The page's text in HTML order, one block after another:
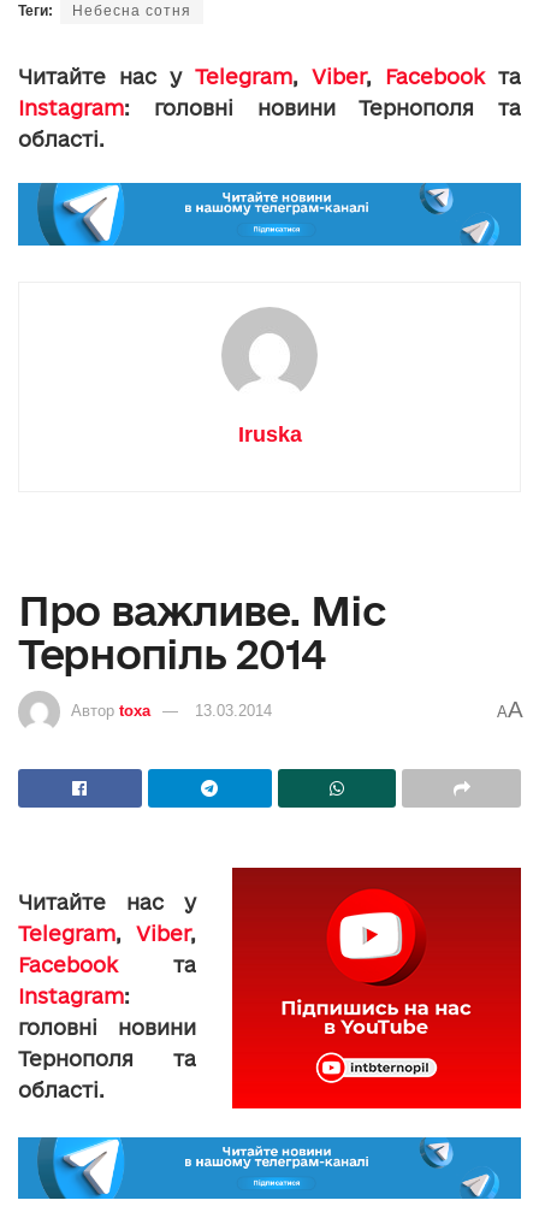
Теги: Небесна сотня
Читайте нас у Telegram, Viber, Facebookта
Instagram: головні новини Тернополя та
області.
Iruska
Про важливе. Міс
Тернопіль 2014
Автор toxa 13.03.2014 AA
Читайте нас у
Telegram, Viber,
Facebookта
Instagram:
головні новини
Тернополя та
області.